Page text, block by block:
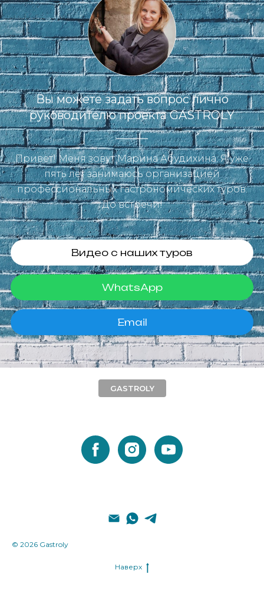
Вы можете задать вопрос лично
руководителю проекта GASTROLY
Привет! Меня зовут Марина Абудихина. Я уже
пять лет занимаюсь организацией
профессиональных гастрономических туров.
До встречи!
Видео с наших туров
WhatsApp
Email
GASTROLY
© 2026 Gastroly
Наверх